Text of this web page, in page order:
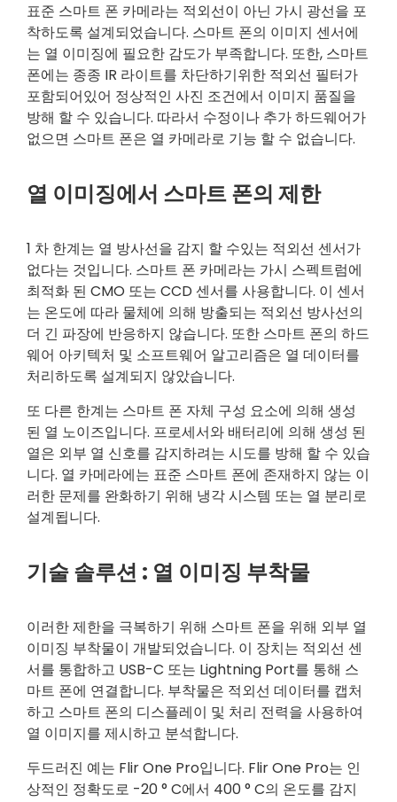
표준 스마트 폰 카메라는 적외선이 아닌 가시 광선을 포
착하도록 설계되었습니다. 스마트 폰의 이미지 센서에
는 열 이미징에 필요한 감도가 부족합니다. 또한, 스마트
폰에는 종종 IR 라이트를 차단하기위한 적외선 필터가
포함되어있어 정상적인 사진 조건에서 이미지 품질을
방해 할 수 있습니다. 따라서 수정이나 추가 하드웨어가
없으면 스마트 폰은 열 카메라로 기능 할 수 없습니다.
열 이미징에서 스마트 폰의 제한
1 차 한계는 열 방사선을 감지 할 수있는 적외선 센서가
없다는 것입니다. 스마트 폰 카메라는 가시 스펙트럼에
최적화 된 CMO 또는 CCD 센서를 사용합니다. 이 센서
는 온도에 따라 물체에 의해 방출되는 적외선 방사선의
더 긴 파장에 반응하지 않습니다. 또한 스마트 폰의 하드
웨어 아키텍처 및 소프트웨어 알고리즘은 열 데이터를
처리하도록 설계되지 않았습니다.
또 다른 한계는 스마트 폰 자체 구성 요소에 의해 생성
된 열 노이즈입니다. 프로세서와 배터리에 의해 생성 된
열은 외부 열 신호를 감지하려는 시도를 방해 할 수 있습
니다. 열 카메라에는 표준 스마트 폰에 존재하지 않는 이
러한 문제를 완화하기 위해 냉각 시스템 또는 열 분리로
설계됩니다.
기술 솔루션 : 열 이미징 부착물
이러한 제한을 극복하기 위해 스마트 폰을 위해 외부 열
이미징 부착물이 개발되었습니다. 이 장치는 적외선 센
서를 통합하고 USB-C 또는 Lightning Port를 통해 스
마트 폰에 연결합니다. 부착물은 적외선 데이터를 캡처
하고 스마트 폰의 디스플레이 및 처리 전력을 사용하여
열 이미지를 제시하고 분석합니다.
두드러진 예는 Flir One Pro입니다. Flir One Pro는 인
상적인 정확도로 -20 ° C에서 400 ° C의 온도를 감지